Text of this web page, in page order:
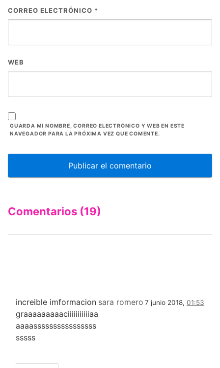
CORREO ELECTRÓNICO *
WEB
GUARDA MI NOMBRE, CORREO ELECTRÓNICO Y WEB EN ESTE
NAVEGADOR PARA LA PRÓXIMA VEZ QUE COMENTE.
Comentarios (19)
sara romero 7 junio 2018, 01:53
increible imformacion
graaaaaaaaaciiiiiiiiiiiaa
aaaassssssssssssssss
sssss